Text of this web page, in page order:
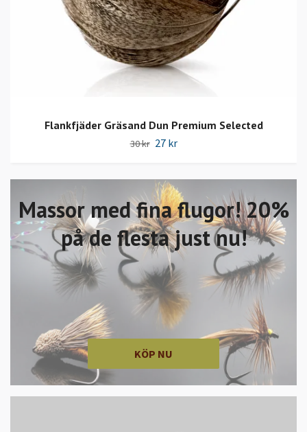
Massor med fina flugor! 20%
på de flesta just nu!
KÖP NU
Flankfjäder Gräsand Dun Premium Selected
30 kr 27 kr